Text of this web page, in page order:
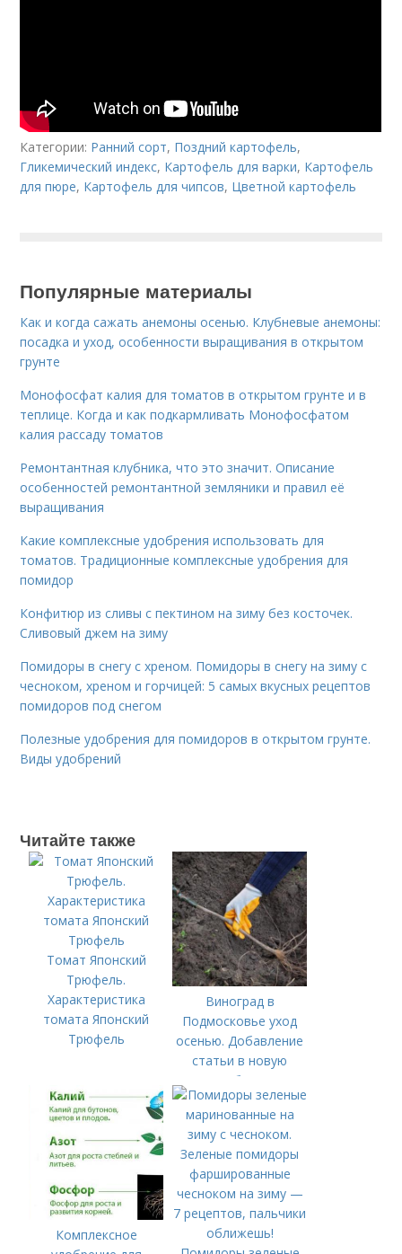
Категории: Ранний сорт, Поздний картофель,
Гликемический индекс, Картофель для варки, Картофель
для пюре, Картофель для чипсов, Цветной картофель
Популярные материалы
Как и когда сажать анемоны осенью. Клубневые анемоны:
посадка и уход, особенности выращивания в открытом
грунте
Монофосфат калия для томатов в открытом грунте и в
теплице. Когда и как подкармливать Монофосфатом
калия рассаду томатов
Ремонтантная клубника, что это значит. Описание
особенностей ремонтантной земляники и правил её
выращивания
Какие комплексные удобрения использовать для
томатов. Традиционные комплексные удобрения для
помидор
Конфитюр из сливы с пектином на зиму без косточек.
Сливовый джем на зиму
Помидоры в снегу с хреном. Помидоры в снегу на зиму с
чесноком, хреном и горчицей: 5 самых вкусных рецептов
помидоров под снегом
Полезные удобрения для помидоров в открытом грунте.
Виды удобрений
Читайте также
Томат Японский
Трюфель.
Характеристика
томата Японский
Трюфель
Виноград в
Подмосковье уход
осенью. Добавление
статьи в новую
подборку
Комплексное